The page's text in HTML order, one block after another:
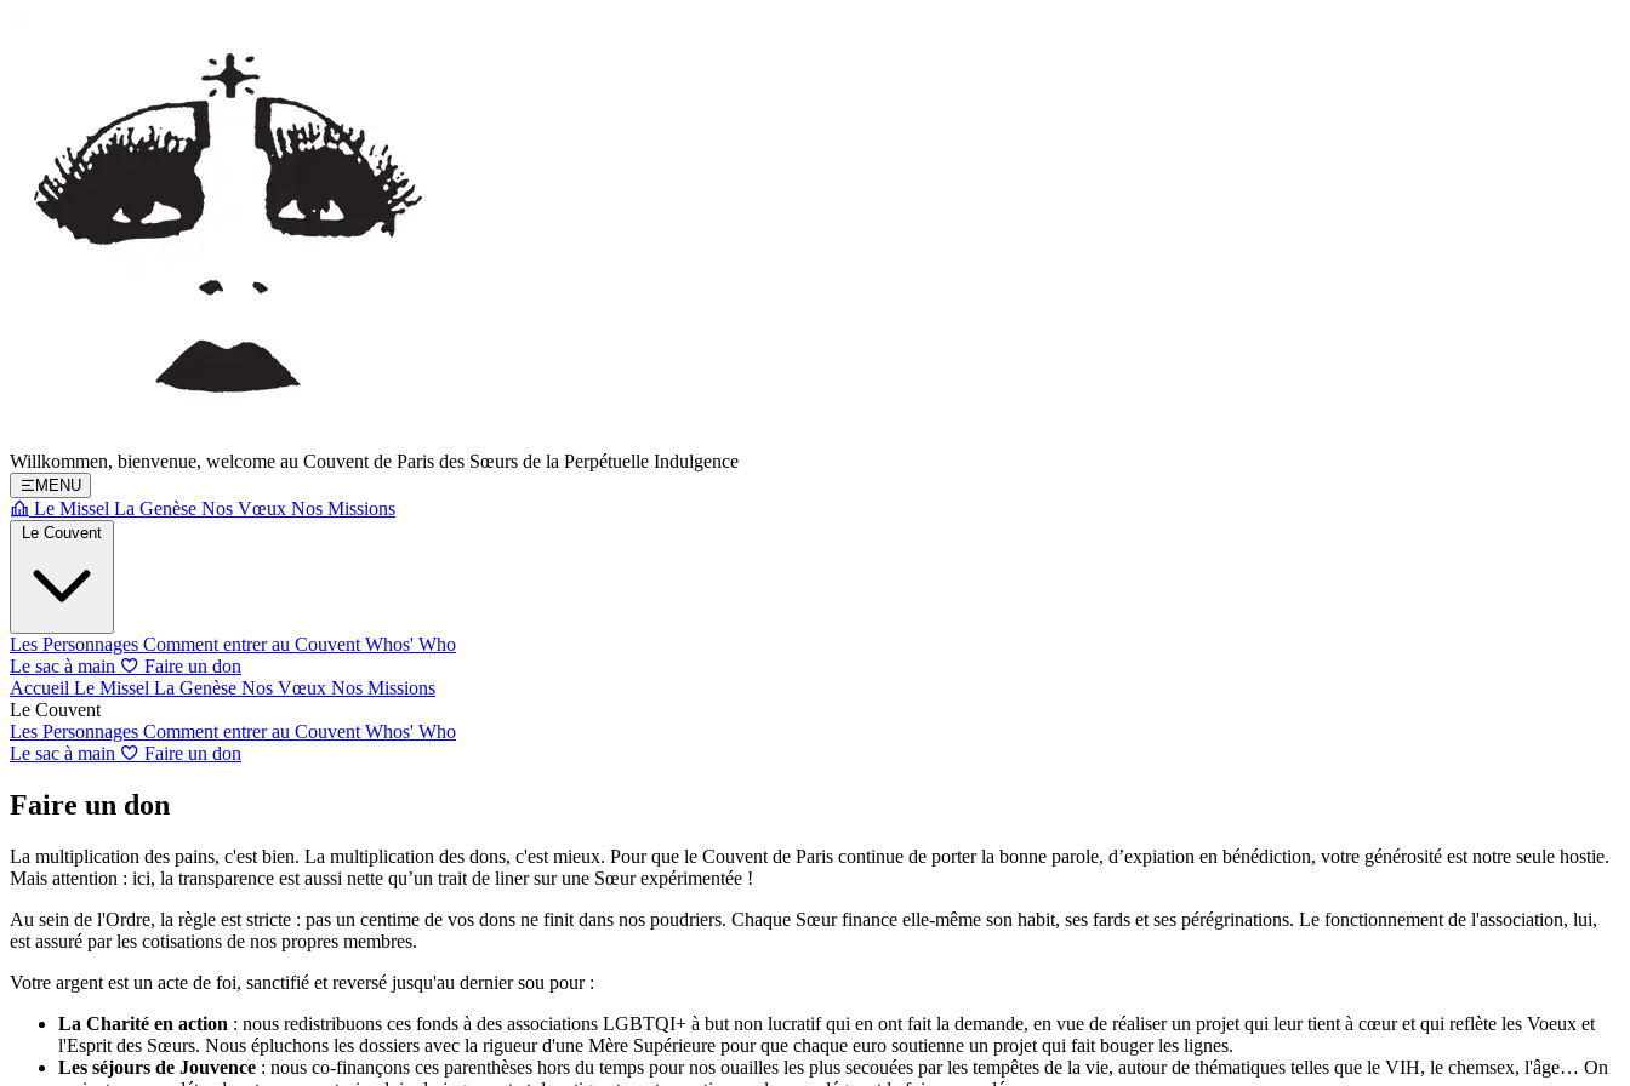
Willkommen, bienvenue, welcome au Couvent de Paris des Sœurs de la Perpétuelle Indulgence
MENU
Le Missel La Genèse Nos Vœux Nos Missions
Le Couvent
Les Personnages Comment entrer au Couvent Whos' Who
Le sac à main
Faire un don
Accueil Le Missel La Genèse Nos Vœux Nos Missions
Le Couvent
Les Personnages Comment entrer au Couvent Whos' Who
Le sac à main
Faire un don
Faire un don
La multiplication des pains, c'est bien. La multiplication des dons, c'est mieux. Pour que le Couvent de Paris continue de porter la bonne parole, d’expiation en bénédiction, votre générosité est notre seule hostie.
Mais attention : ici, la transparence est aussi nette qu’un trait de liner sur une Sœur expérimentée !
Au sein de l'Ordre, la règle est stricte : pas un centime de vos dons ne finit dans nos poudriers. Chaque Sœur finance elle-même son habit, ses fards et ses pérégrinations. Le fonctionnement de l'association, lui,
est assuré par les cotisations de nos propres membres.
Votre argent est un acte de foi, sanctifié et reversé jusqu'au dernier sou pour :
La Charité en action : nous redistribuons ces fonds à des associations LGBTQI+ à but non lucratif qui en ont fait la demande, en vue de réaliser un projet qui leur tient à cœur et qui reflète les Voeux et
l'Esprit des Sœurs. Nous épluchons les dossiers avec la rigueur d'une Mère Supérieure pour que chaque euro soutienne un projet qui fait bouger les lignes.
Les séjours de Jouvence : nous co-finançons ces parenthèses hors du temps pour nos ouailles les plus secouées par les tempêtes de la vie, autour de thématiques telles que le VIH, le chemsex, l'âge… On